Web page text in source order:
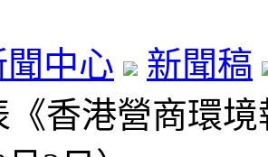
聞中心
新聞稿
《香港營商環